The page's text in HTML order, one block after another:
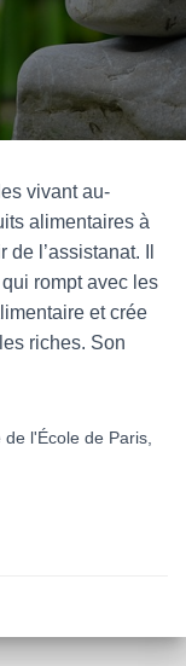
O
vivant au-
alimentaires à
l’assistanat. Il
rompt avec les
et crée
riches. Son
l'École de Paris,